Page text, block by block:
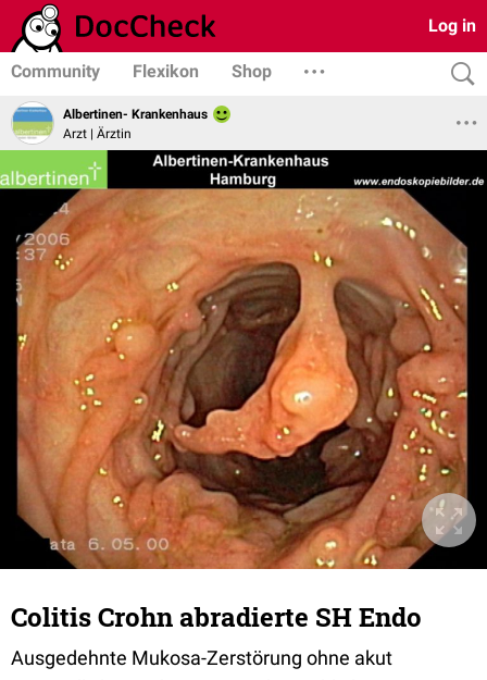
Log in
Community Flexikon Shop
Albertinen- Krankenhaus
Arzt | Ärztin
Colitis Crohn abradierte SH Endo
Ausgedehnte Mukosa-Zerstörung ohne akut